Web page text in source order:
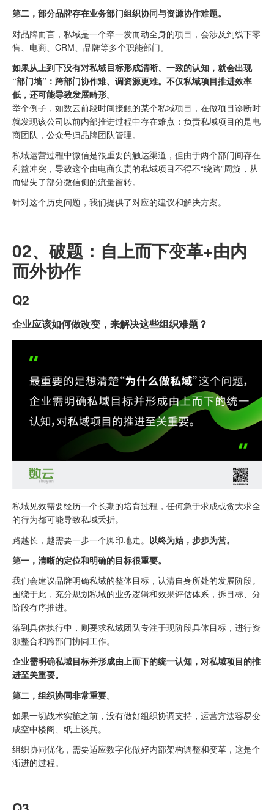
第二，部分品牌存在业务部门组织协同与资源协作难题。
对品牌而言，私域是一个牵一发而动全身的项目，会涉及到线下零
售、电商、CRM、品牌等多个职能部门。
如果从上到下没有对私域目标形成清晰、一致的认知，就会出现
“部门墙”：跨部门协作难、调资源更难。不仅私域项目推进效率
低，还可能导致发展畸形。
举个例子，如数云前段时间接触的某个私域项目，在做项目诊断时
就发现该公司以前内部推进过程中存在难点：负责私域项目的是电
商团队，公众号归品牌团队管理。
私域运营过程中微信是很重要的触达渠道，但由于两个部门间存在
利益冲突，导致这个由电商负责的私域项目不得不“绕路”周旋，从
而错失了部分微信侧的流量留转。
针对这个历史问题，我们提供了对应的建议和解决方案。
02、破题： 自上而下变革+由内
而外协作
Q2
企业应该如何做改变，来解决这些组织难题？
私域见效需要经历一个长期的培育过程，任何急于求成或贪大求全
的行为都可能导致私域夭折。
路越长，越需要一步一个脚印地走。 以终为始，步步为营。
第一，清晰的定位和明确的目标很重要。
我们会建议品牌明确私域的整体目标，认清自身所处的发展阶段。
围绕于此，充分规划私域的业务逻辑和效果评估体系，拆目标、分
阶段有序推进。
落到具体执行中，则要求私域团队专注于现阶段具体目标，进行资
源整合和跨部门协同工作。
企业需明确私域目标并形成由上而下的统一认知，对私域项目的推
进至关重要。
第二，组织协同非常重要。
如果一切战术实施之前，没有做好组织协调支持，运营方法容易变
成空中楼阁、纸上谈兵。
组织协同优化，需要适应数字化做好内部架构调整和变革，这是个
渐进的过程。